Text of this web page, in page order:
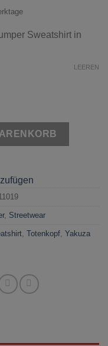
Sweatshirt in
LEEREN
Sweatshirt
, Streetwear
, Totenkopf, Yakuza